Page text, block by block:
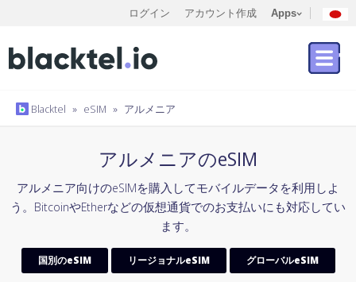
ログイン アカウント作成 Apps
Blacktel » eSIM » アルメニア
アルメニアのeSIM
アルメニア向けのeSIMを購入してモバイルデータを利用しよ
う。BitcoinやEtherなどの仮想通貨でのお支払いにも対応してい
ます。
国別のeSIM リージョナルeSIM グローバルeSIM